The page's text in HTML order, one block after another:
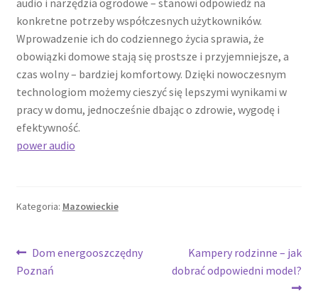
konkretne potrzeby współczesnych użytkowników.
Wprowadzenie ich do codziennego życia sprawia, że
obowiązki domowe stają się prostsze i przyjemniejsze, a
czas wolny – bardziej komfortowy. Dzięki nowoczesnym
technologiom możemy cieszyć się lepszymi wynikami w
pracy w domu, jednocześnie dbając o zdrowie, wygodę i
efektywność.
power audio
Kategoria: Mazowieckie
Nawigacja
wpisu
Poprzedni
wpis:
Dom energooszczędny
Poznań
Następny
wpis:
Kampery rodzinne – jak
dobrać odpowiedni model?